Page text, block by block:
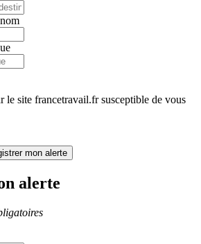
le site francetravail.fr susceptible de vous
mon alerte
alerte